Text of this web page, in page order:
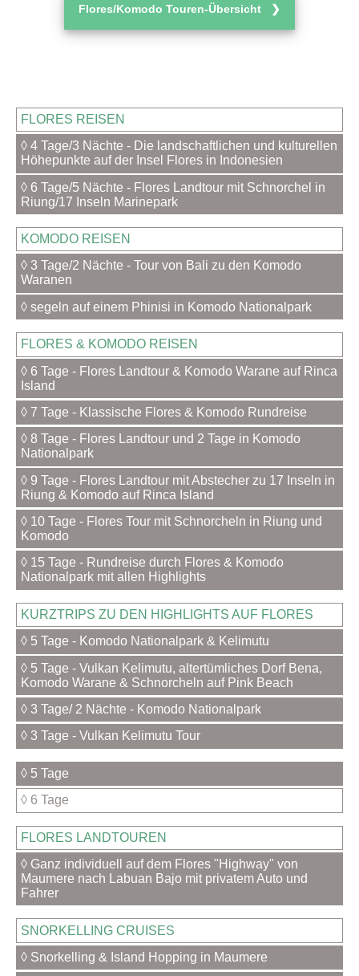
Flores/Komodo Touren-Übersicht ❯
FLORES REISEN
◊ 4 Tage/3 Nächte - Die landschaftlichen und kulturellen
Höhepunkte auf der Insel Flores in Indonesien
◊ 6 Tage/5 Nächte - Flores Landtour mit Schnorchel in
Riung/17 Inseln Marinepark
KOMODO REISEN
◊ 3 Tage/2 Nächte - Tour von Bali zu den Komodo
Waranen
◊ segeln auf einem Phinisi in Komodo Nationalpark
FLORES & KOMODO REISEN
◊ 6 Tage - Flores Landtour & Komodo Warane auf Rinca
Island
◊ 7 Tage - Klassische Flores & Komodo Rundreise
◊ 8 Tage - Flores Landtour und 2 Tage in Komodo
Nationalpark
◊ 9 Tage - Flores Landtour mit Abstecher zu 17 Inseln in
Riung & Komodo auf Rinca Island
◊ 10 Tage - Flores Tour mit Schnorcheln in Riung und
Komodo
◊ 15 Tage - Rundreise durch Flores & Komodo
Nationalpark mit allen Highlights
KURZTRIPS ZU DEN HIGHLIGHTS AUF FLORES
◊ 5 Tage - Komodo Nationalpark & Kelimutu
◊ 5 Tage - Vulkan Kelimutu, altertümliches Dorf Bena,
Komodo Warane & Schnorcheln auf Pink Beach
◊ 3 Tage/ 2 Nächte - Komodo Nationalpark
◊ 3 Tage - Vulkan Kelimutu Tour
◊ 5 Tage
◊ 6 Tage
FLORES LANDTOUREN
◊ Ganz individuell auf dem Flores "Highway" von
Maumere nach Labuan Bajo mit privatem Auto und
Fahrer
SNORKELLING CRUISES
◊ Snorkelling & Island Hopping in Maumere